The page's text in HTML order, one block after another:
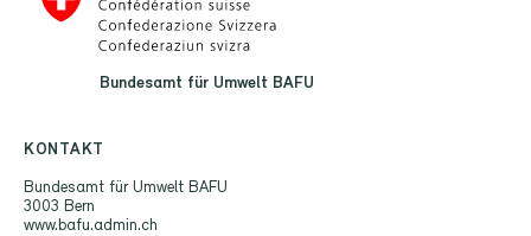
Bundesamt für Umwelt BAFU
KONTAKT
Bundesamt für Umwelt BAFU
3003 Bern
www.bafu.admin.ch